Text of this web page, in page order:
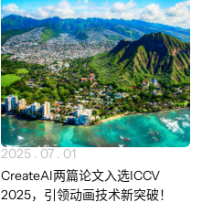
2025 . 07 . 01
CreateAI两篇论文入选ICCV
2025，引领动画技术新突破！